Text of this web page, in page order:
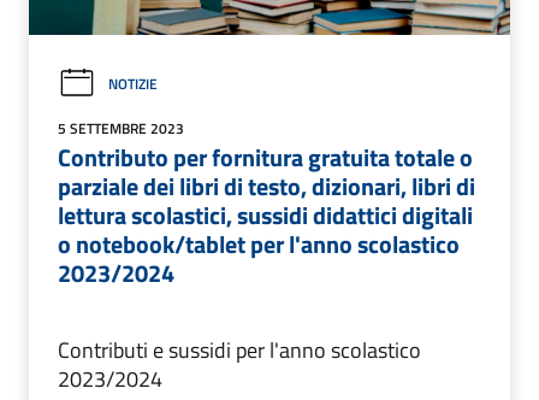
NOTIZIE
5 SETTEMBRE 2023
Contributo per fornitura gratuita totale o
parziale dei libri di testo, dizionari, libri di
lettura scolastici, sussidi didattici digitali
o notebook/tablet per l'anno scolastico
2023/2024
Contributi e sussidi per l'anno scolastico
2023/2024